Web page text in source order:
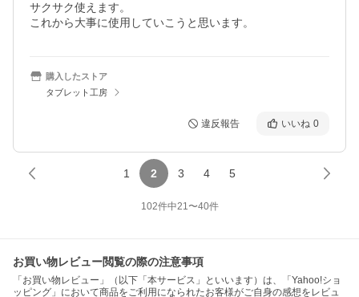
サクサク使えます。
これから大事に使用していこうと思います。
購入したストア
タブレット工房
違反報告 いいね 0
1 2 3 4 5
102件中21〜40件
お買い物レビュー閲覧の際の注意事項
「お買い物レビュー」（以下「本サービス」といいます）は、「Yahoo!ショ
ッピング」において商品をご利用になられたお客様がご自身の感想をレビュ